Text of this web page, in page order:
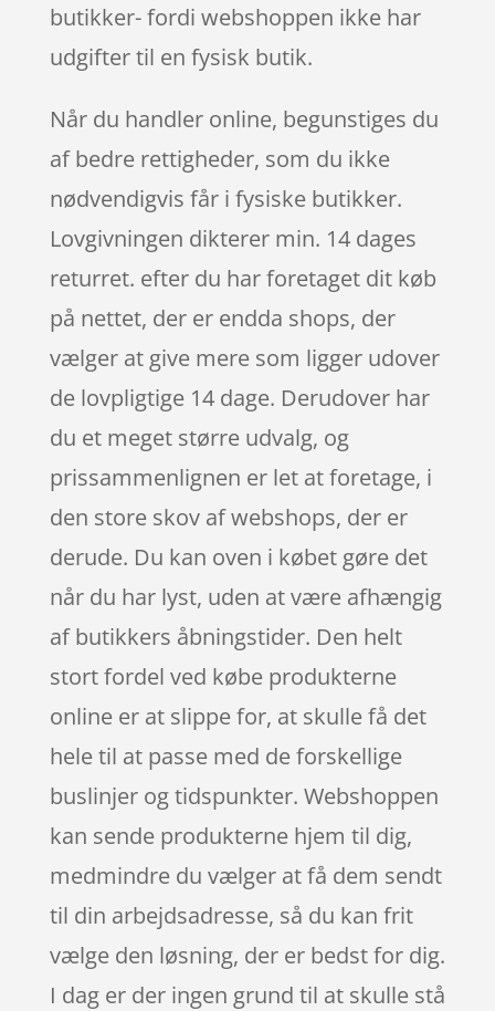
butikker- fordi webshoppen ikke har
udgifter til en fysisk butik.
Når du handler online, begunstiges du
af bedre rettigheder, som du ikke
nødvendigvis får i fysiske butikker.
Lovgivningen dikterer min. 14 dages
returret. efter du har foretaget dit køb
på nettet, der er endda shops, der
vælger at give mere som ligger udover
de lovpligtige 14 dage. Derudover har
du et meget større udvalg, og
prissammenlignen er let at foretage, i
den store skov af webshops, der er
derude. Du kan oven i købet gøre det
når du har lyst, uden at være afhængig
af butikkers åbningstider. Den helt
stort fordel ved købe produkterne
online er at slippe for, at skulle få det
hele til at passe med de forskellige
buslinjer og tidspunkter. Webshoppen
kan sende produkterne hjem til dig,
medmindre du vælger at få dem sendt
til din arbejdsadresse, så du kan frit
vælge den løsning, der er bedst for dig.
I dag er der ingen grund til at skulle stå